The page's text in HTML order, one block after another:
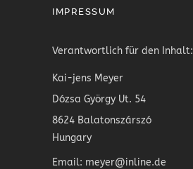
IMPRESSUM
Verantwortlich für den Inhalt:
Kai-jens Meyer
Dózsa György Ut. 54
8624 Balatonszárszó
Hungary
Email: meyer@inline.de